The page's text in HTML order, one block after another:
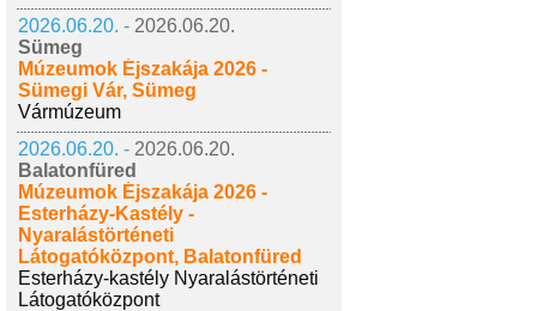
2026.06.20. - 2026.06.20.
Sümeg
Múzeumok Éjszakája 2026 -
Sümegi Vár, Sümeg
Vármúzeum
2026.06.20. - 2026.06.20.
Balatonfüred
Múzeumok Éjszakája 2026 -
Esterházy-Kastély -
Nyaralástörténeti
Látogatóközpont, Balatonfüred
Esterházy-kastély Nyaralástörténeti
Látogatóközpont